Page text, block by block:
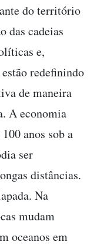
do território
das cadeias
e,
redefinindo
de maneira
A economia
anos sob a
ser
distâncias.
Na
mudam
oceanos em